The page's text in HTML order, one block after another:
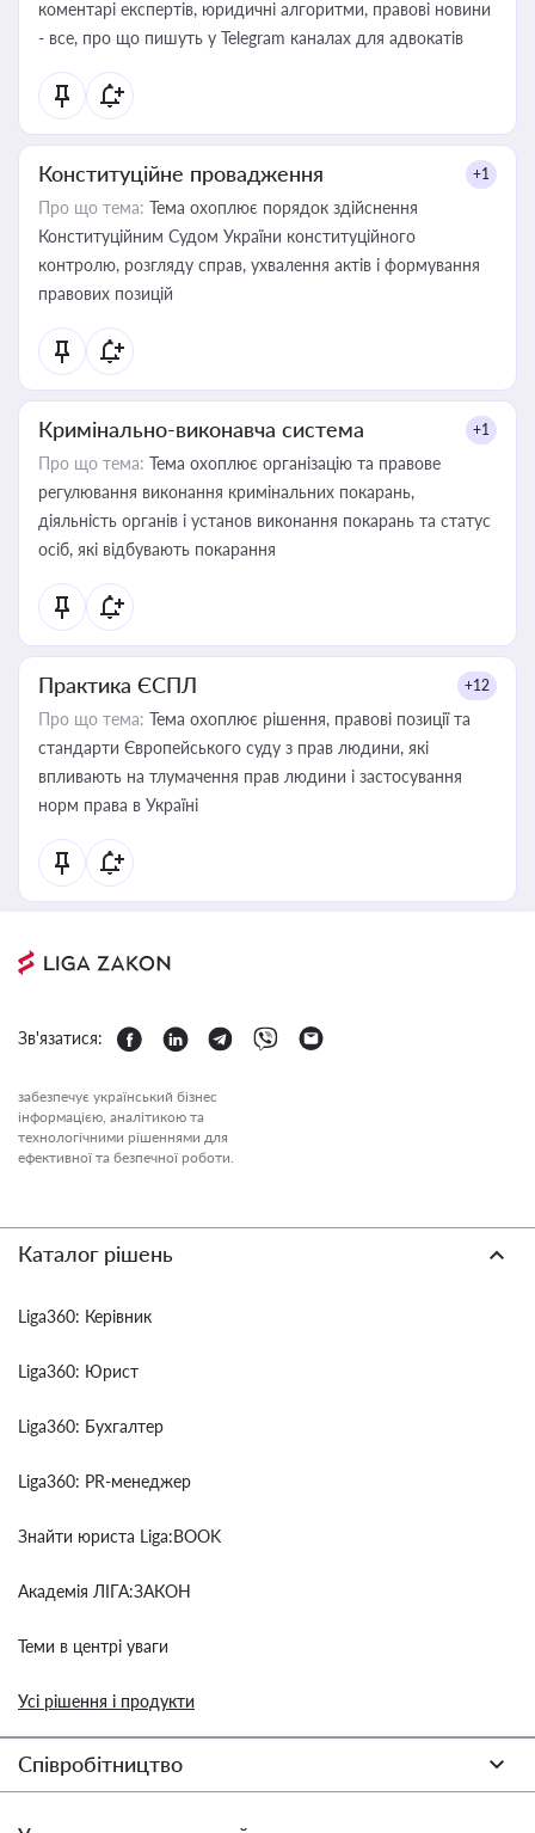
коментарі експертів, юридичні алгоритми, правові новини
- все, про що пишуть у Telegram каналах для адвокатів
Конституційне провадження +1
Про що тема: Тема охоплює порядок здійснення
Конституційним Судом України конституційного
контролю, розгляду справ, ухвалення актів і формування
правових позицій
Кримінально-виконавча система +1
Про що тема: Тема охоплює організацію та правове
регулювання виконання кримінальних покарань,
діяльність органів і установ виконання покарань та статус
осіб, які відбувають покарання
Практика ЄСПЛ +12
Про що тема: Тема охоплює рішення, правові позиції та
стандарти Європейського суду з прав людини, які
впливають на тлумачення прав людини і застосування
норм права в Україні
Зв'язатися:
забезпечує український бізнес
інформацією, аналітикою та
технологічними рішеннями для
ефективної та безпечної роботи.
Каталог рішень
Liga360: Керівник
Liga360: Юрист
Liga360: Бухгалтер
Liga360: PR-менеджер
Знайти юриста Liga:BOOK
Академія ЛІГА:ЗАКОН
Теми в центрі уваги
Усі рішення і продукти
Співробітництво